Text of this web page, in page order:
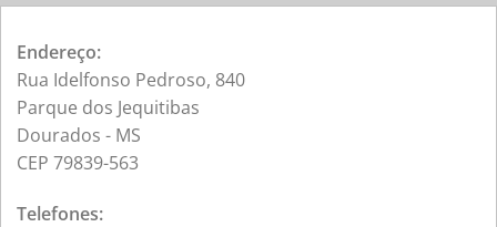
Endereço:
Rua Idelfonso Pedroso, 840
Parque dos Jequitibas
Dourados - MS
CEP 79839-563
Telefones: